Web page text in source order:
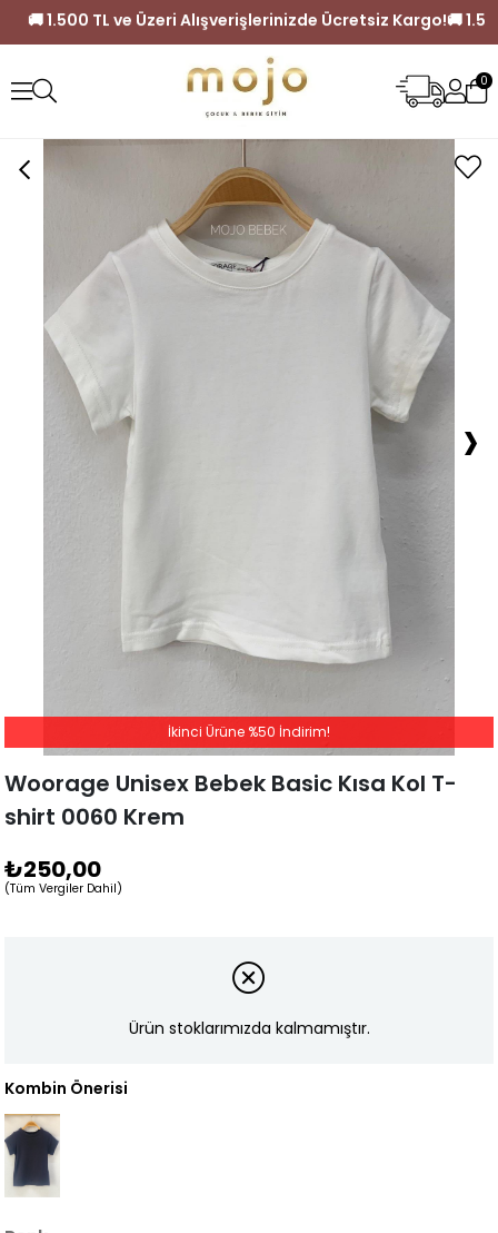
Kargo! 🚚 1.500 TL ve Üzeri Alışverişlerinizde
0
›
Woorage Unisex Bebek Basic Kısa Kol T-
shirt 0060 Krem
₺250,00
(Tüm Vergiler Dahil)
İkinci Ürüne %50 İndirim!
Ürün stoklarımızda kalmamıştır.
Kombin Önerisi